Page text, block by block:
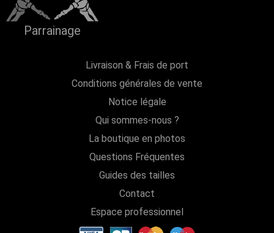
Parrainage
Livraison & Frais de port
Conditions générales de vente
Notice légale
Qui sommes-nous ?
La boutique en photos
Questions Fréquentes
Guides des tailles
Contact
Espace professionnel